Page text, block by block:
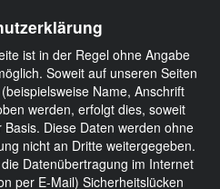
ist in der Regel ohne Angabe
Soweit auf unseren Seiten
Name, Anschrift
werden, erfolgt dies, soweit
Diese Daten werden ohne
nicht an Dritte weitergegeben.
Datenübertragung im Internet
per E-Mail) Sicherheitslücken